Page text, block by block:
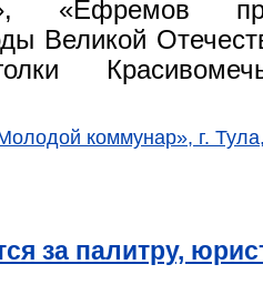
«Ефремов
Великой
коммунар», г.
за палитру,